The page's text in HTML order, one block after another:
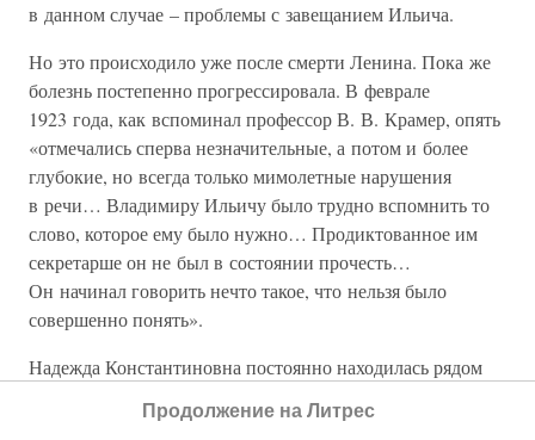
в данном случае – проблемы с завещанием Ильича.
Но это происходило уже после смерти Ленина. Пока же
болезнь постепенно прогрессировала. В феврале
1923 года, как вспоминал профессор В. В. Крамер, опять
«отмечались сперва незначительные, а потом и более
глубокие, но всегда только мимолетные нарушения
в речи… Владимиру Ильичу было трудно вспомнить то
слово, которое ему было нужно… Продиктованное им
секретарше он не был в состоянии прочесть…
Он начинал говорить нечто такое, что нельзя было
совершенно понять».
Надежда Константиновна постоянно находилась рядом
с просьбой: «взять на себя защиту грузинского дела
Продолжение на Литрес